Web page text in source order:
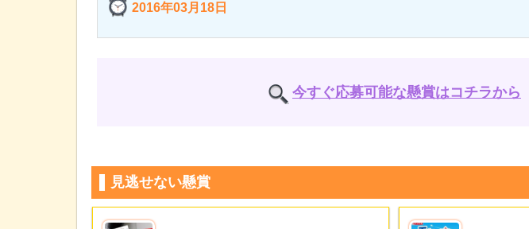
2016年03月18日
今すぐ応募可能な懸賞はコチラから
見逃せない懸賞